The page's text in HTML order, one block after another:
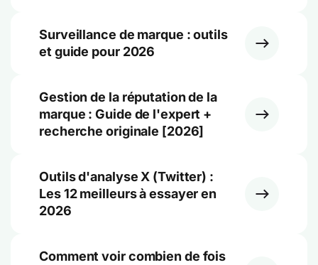
Surveillance de marque : outils
et guide pour 2026
Gestion de la réputation de la
marque : Guide de l'expert +
recherche originale [2026]
Outils d'analyse X (Twitter) :
Les 12 meilleurs à essayer en
2026
Comment voir combien de fois